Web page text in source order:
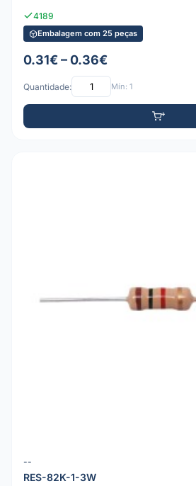
4189
Embalagem com 25 peças
0.31€ – 0.36€
Quantidade: Mín: 1
--
RES-82K-1-3W